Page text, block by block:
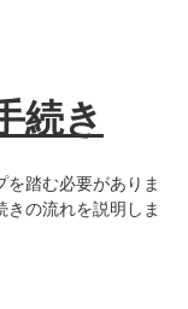
続き
踏む必要がありま
の流れを説明しま